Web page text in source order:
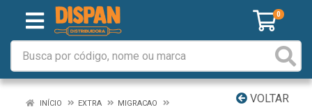
0
VOLTAR
INÍCIO EXTRA
MIGRACAO